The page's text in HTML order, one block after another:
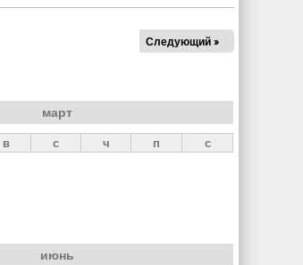
Следующий »
март
в с ч п с
июнь